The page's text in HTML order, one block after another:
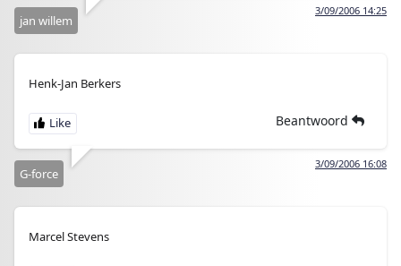
3/09/2006 14:25
jan willem
Henk-Jan Berkers
Beantwoord
3/09/2006 16:08
G-force
Marcel Stevens